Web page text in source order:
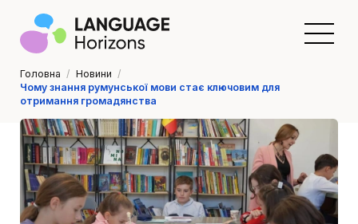
Головна / Новини /
Чому знання румунської мови стає ключовим для
отримання громадянства